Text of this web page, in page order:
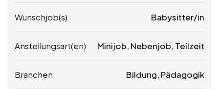
Wunschjob(s) Babysitter/in
Anstellungsart(en) Minijob, Nebenjob, Teilzeit
Branchen Bildung, Pädagogik